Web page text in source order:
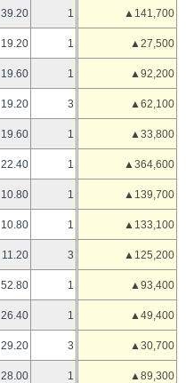
39.20 1 ▲141,700
19.20 1 ▲27,500
19.60 1 ▲92,200
19.20 3 ▲62,100
19.60 1 ▲33,800
22.40 1 ▲364,600
10.80 1 ▲139,700
10.80 1 ▲133,100
11.20 3 ▲125,200
52.80 1 ▲93,400
26.40 1 ▲49,400
29.20 3 ▲30,700
28.00 1 ▲89,300